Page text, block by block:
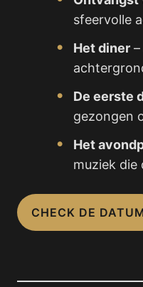
sfeervolle
Het diner
De eerste
gezongen
Het
muziek die
CHECK DE